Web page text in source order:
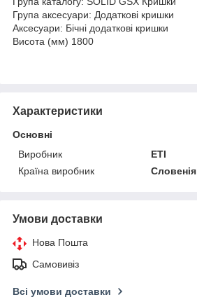
Група аксесуари: Додаткові кришки
Аксесуари: Бічні додаткові кришки
Висота (мм) 1800
Характеристики
Основні
Виробник
ETI
Країна виробник
Словенія
Умови доставки
Нова Пошта
Самовивіз
Всі умови доставки